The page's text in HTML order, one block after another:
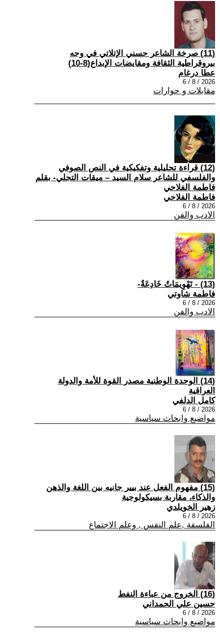
(11) صرخة الشاعر حسني الإتلاتي في وجه
بيروقراطية الثقافة ومقايضات الإبداع(8-10)
عطا درغام
2026 / 8 / 6
مقابلات و حوارات
(12) قراءة تحليلية وتفكيكية في النص الصوفي
والفلسفي للشاعر سلام السيد – ميقات التجلي- بقلم
فاطمة الفلاحي
فاطمة الفلاحي
2026 / 8 / 6
الادب والفن
(13) - تَهْوِيمَاتٌ خَادِعَةٌ-
فاطمة شاوتي
2026 / 8 / 6
الادب والفن
(14) الوحدة الوطنية مصدر القوة للأمة والدولة
العراقية
كامل الدلفي
2026 / 8 / 6
مواضيع وابحاث سياسية
(15) مفهوم الفعل عند بيير جانيه بين اللغة والذهن
والذكاء، مقاربة بسيكولوجية
زهير الخويلدي
2026 / 8 / 6
الفلسفة ,علم النفس , وعلم الاجتماع
(16) الخروج من عباءة النفط
حسين علي الحمداني
2026 / 8 / 6
مواضيع وابحاث سياسية